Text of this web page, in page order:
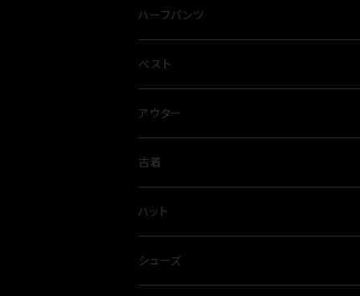
ハーフパンツ
ベスト
アウター
古着
ハット
シューズ